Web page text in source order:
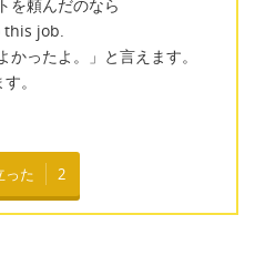
を頼んだのなら
this job.
かったよ。」と言えます。
。
った 2